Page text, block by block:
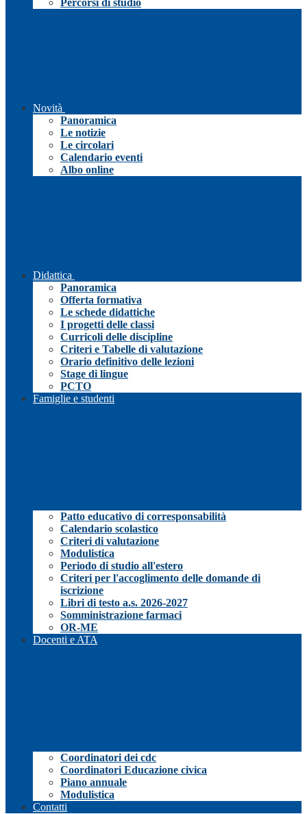
Percorsi di studio
Novità
Panoramica
Le notizie
Le circolari
Calendario eventi
Albo online
Didattica
Panoramica
Offerta formativa
Le schede didattiche
I progetti delle classi
Curricoli delle discipline
Criteri e Tabelle di valutazione
Orario definitivo delle lezioni
Stage di lingue
PCTO
Famiglie e studenti
Patto educativo di corresponsabilità
Calendario scolastico
Criteri di valutazione
Modulistica
Periodo di studio all'estero
Criteri per l'accoglimento delle domande di
iscrizione
Libri di testo a.s. 2026-2027
Somministrazione farmaci
OR-ME
Docenti e ATA
Coordinatori dei cdc
Coordinatori Educazione civica
Piano annuale
Modulistica
Contatti